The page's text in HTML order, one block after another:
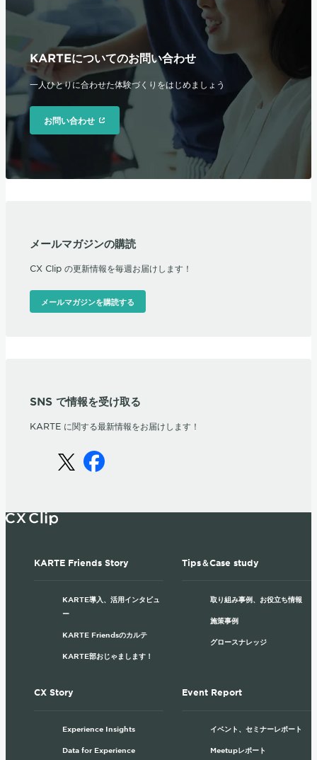
KARTEについてのお問い合わせ
一人ひとりに合わせた体験づくりをはじめましょう
お問い合わせ
メールマガジンの購読
CX Clip の更新情報を毎週お届けします！
メールマガジンを購読する
SNS で情報を受け取る
KARTE に関する最新情報をお届けします！
KARTE Friends Story
KARTE導入、活用インタビュ
ー
KARTE Friendsのカルテ
KARTE部おじゃまします！
Tips＆Case study
取り組み事例、お役立ち情報
施策事例
グロースナレッジ
CX Story
Experience Insights
Data for Experience
Event Report
イベント、セミナーレポート
Meetupレポート